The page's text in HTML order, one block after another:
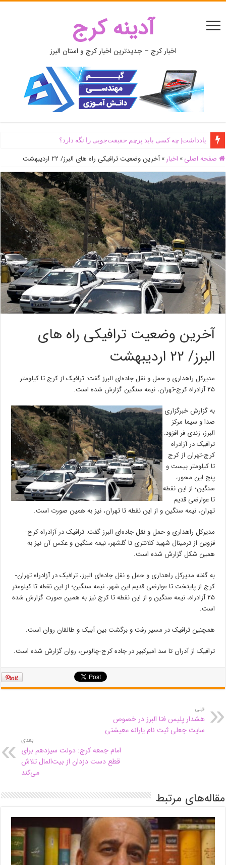
آدینه کرج
اخبار کرج – جدیدترین اخبار کرج و استان البرز
یادداشت| ‌چه کسی باید پرچم حقیقت‌جویی را نگه دارد؟
صفحه اصلی » اخبار » آخرین وضعیت ترافیکی راه های البرز/ ۲۲ اردیبهشت
آخرین وضعیت ترافیکی راه های
البرز/ ۲۲ اردیبهشت
مدیرکل راهداری و حمل و نقل جاده‌ای البرز گفت: ترافیک از کرج تا کیلومتر
۲۵ آزادراه کرج-تهران، نیمه سنگین گزارش شده است.
به گزارش خبرگزاری
صدا و سیما مرکز
البرز، زندی فر افزود:
ترافیک در آزادراه
کرج-تهران از کرج
تا کیلومتر بیست و
پنج این محور،
سنگین؛ از این نقطه
تا عوارضی قدیم
تهران، نیمه سنگین و از این نقطه تا تهران، نیز به همین صورت است.
مدیرکل راهداری و حمل و نقل جاده‌ای البرز گفت: ترافیک در آزادراه کرج-
قزوین از ترمینال شهید کلانتری تا گلشهر، نیمه سنگین و عکس آن نیز به
همین شکل گزارش شده است.
به گفته مدیرکل راهداری و حمل و نقل جاده‌ای البرز، ترافیک در آزادراه تهران-
کرج از پایتخت تا عوارضی قدیم این شهر، نیمه سنگین؛ از این نقطه تا کیلومتر
۲۵ آزادراه، نیمه سنگین و از این نقطه تا کرج نیز به همین صورت گزارش شده
است.
همچنین ترافیک در مسیر رفت و برگشت بین آبیک و طالقان روان است.
ترافیک از آدران تا سد امیرکبیر در جاده کرج-چالوس، روان گزارش شده است.
قبلی
هشدار پلیس فتا البرز در خصوص
سایت جعلی ثبت نام یارانه معیشتی
بعدی
امام جمعه کرج: دولت سیزدهم برای
قطع دست دزدان از بیت‌المال تلاش
می‌کند
مقاله‌های مرتبط